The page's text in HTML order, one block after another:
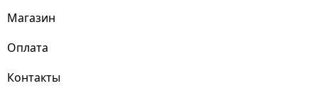
Магазин
Оплата
Контакты